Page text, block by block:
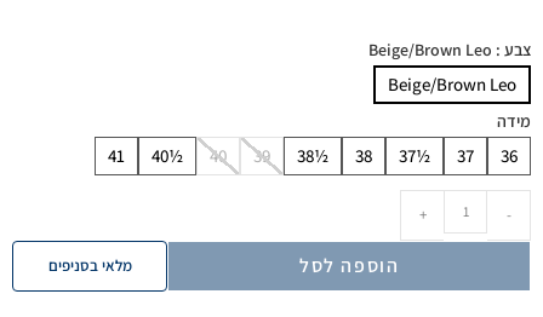
צבע : Beige/Brown Leo
Beige/Brown Leo
מידה
36
37
37½
38
38½
39
40
40½
41
-
+
הוספה לסל מלאי בסניפים